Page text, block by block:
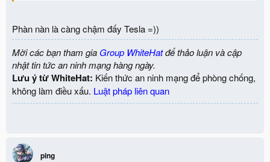
Phàn nàn là càng chậm đấy Tesla =))
Mời các bạn tham gia Group WhiteHatđể thảo luận và cập
nhật tin tức an ninh mạng hàng ngày.
Lưu ý từ WhiteHat: Kiến thức an ninh mạng để phòng chống,
không làm điều xấu. Luật pháp liên quan
ping